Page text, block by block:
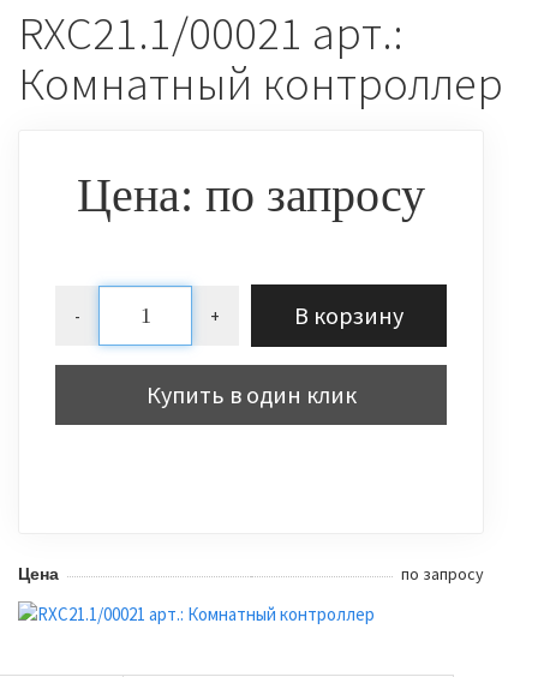
RXC21.1/00021 арт.:
Комнатный контроллер
Цена: по запросу
- + В корзину
Купить в один клик
Цена по запросу